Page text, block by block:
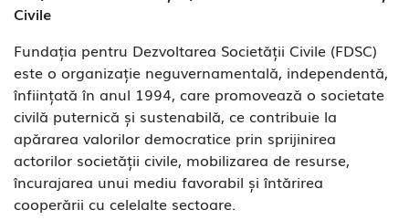
Civile
Fundația pentru Dezvoltarea Societății Civile (FDSC)
este o organizație neguvernamentală, independentă,
înființată în anul 1994, care promovează o societate
civilă puternică și sustenabilă, ce contribuie la
apărarea valorilor democratice prin sprijinirea
actorilor societății civile, mobilizarea de resurse,
încurajarea unui mediu favorabil și întărirea
cooperării cu celelalte sectoare.